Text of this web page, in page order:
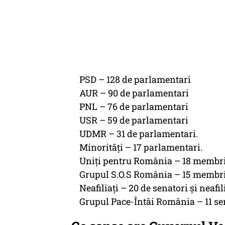
PSD – 128 de parlamentari
AUR – 90 de parlamentari
PNL – 76 de parlamentari
USR – 59 de parlamentari
UDMR – 31 de parlamentari.
Minorităţi – 17 parlamentari.
Uniţi pentru România – 18
Grupul S.O.S România – 15
Neafiliaţi – 20 de senatori și
Grupul Pace-Întâi România – 11